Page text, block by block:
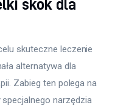
skok dla
skuteczne leczenie
alternatywa dla
Zabieg ten polega na
specjalnego narzędzia